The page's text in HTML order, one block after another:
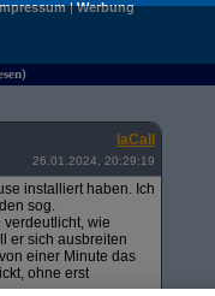
|Werbung
laCall
26.01.2024, 20:29:19
installiert haben. Ich
sog.
wie
er sich ausbreiten
einer Minute das
ohne erst